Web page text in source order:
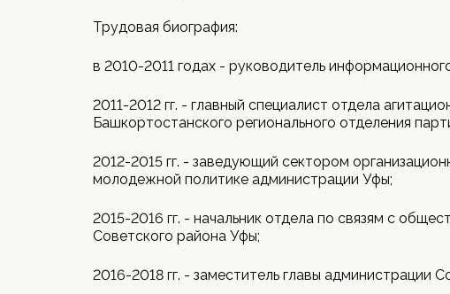
Трудовая биография:
в 2010-2011 годах - руководитель
2011-2012 гг. - главный специалист отдела
Башкортостанского регионального отделения
2012-2015 гг. - заведующий сектором
молодежной политике администрации Уфы;
2015-2016 гг. - начальник отдела по связям с
Советского района Уфы;
2016-2018 гг. - заместитель главы администрации